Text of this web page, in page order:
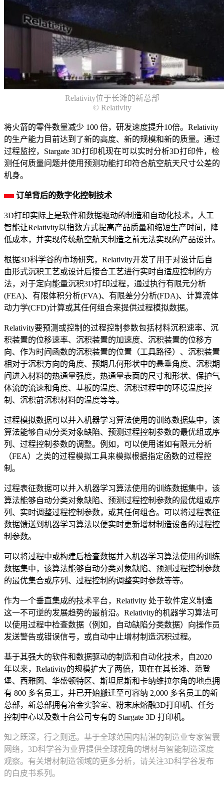
Relativity位于长滩的新总部
© Relativity
将火箭的零件数量减少 100 倍，研发速度提升10倍。Relativity
的生产能力目前达到了新的高度、新的规模和新的质量。通过
过程监控，Stargate 3D打印机现在可以实时分析3D打印件，检
测任何质量问题并使用预测功能打印符合航空航天尺寸公差的
机身。
订单背后的数字化控制技术
3D打印实际上是软件和数据驱动的制造和自动化技术，人工
智能让Relativity以指数方式提高产品质量和缩短生产时间，降
低成本，并实现传统航空航天制造之前无法实现的产品设计。
根据3D科学谷的市场研究，Relativity开发了用于对设计后自
由形式沉积工艺或设计后接合工艺进行实时自适应控制的方
法，对于定向能量沉积3D打印过程，通过执行有限元分析
(FEA)、有限体积分析(FVA)、有限差分分析(FDA)、计算流体
动力学(CFD)计算或其任何组合来提供过程模拟数据。
Relativity要预测或控制的过程控制参数包括材料沉积速率、沉
积装置的位移速率、沉积装置的加速度、沉积装置的位移方
向、作为时间函数的沉积装置的位置（工具路径）、沉积装置
相对于沉积方向的角度、预期几何形状中的悬垂角度、沉积期
间进入材料的热通量强度，热通量表面的尺寸和形状、保护气
体流的流速和角度、基板的温度、沉积过程中的环境温度控
制、沉积前沉积材料的温度等等。
过程模拟数据可以并入机器学习算法使用的训练数据集中，该
算法能够自动分类对象缺陷、预测过程控制参数的最优组或序
列、过程控制参数的调整。例如，可以使用诸如有限元分析
（FEA）之类的过程模拟工具来模拟根据指定函数的过程控
制。
过程表征数据可以并入机器学习算法使用的训练数据集中，该
算法能够自动分类对象缺陷、预测过程控制参数的最优组或序
列、实时调整过程控制参数，或其任何组合。可以将过程表征
数据馈送到机器学习算法以便实时更新增材制造设备的过程控
制参数。
可以将过程中或构建后检查数据并入机器学习算法使用的训练
数据集中，该算法能够自动分类对象缺陷、预测过程控制参数
的最优集合或序列、过程控制的调整实时参数等等。
作为一个垂直集成的技术平台，Relativity 处于软件定义制造
这一不可逆的发展趋势的最前沿。Relativity的机器学习算法可
以使用过程中检查数据（例如，自动缺陷分类数据）向操作员
发送警告或错误信号，或自动中止增材制造沉积过程。
基于其强大的软件和数据驱动的制造和自动化技术，自2020
年以来，Relativity的规模扩大了两倍，现在在其长滩、范登
堡、西雅图、华盛顿特区、斯坦尼斯和卡纳维拉尔角的地点拥
有 800 多名员工，并已开始搬迁至可容纳 2,000 多名员工的新
总部，新总部拥有冶金实验室、粉末床熔融3D打印机、任务
控制中心以及数十台公司专有的 Stargate 3D 打印机。
知之既深，行之则远。基于全球范围内精湛的制造业专家智囊
网络，3D科学谷为业界提供全球视角的增材与智能制造深度
观察。有关增材制造领域的更多分析，请关注3D科学谷发布
的白皮书系列。